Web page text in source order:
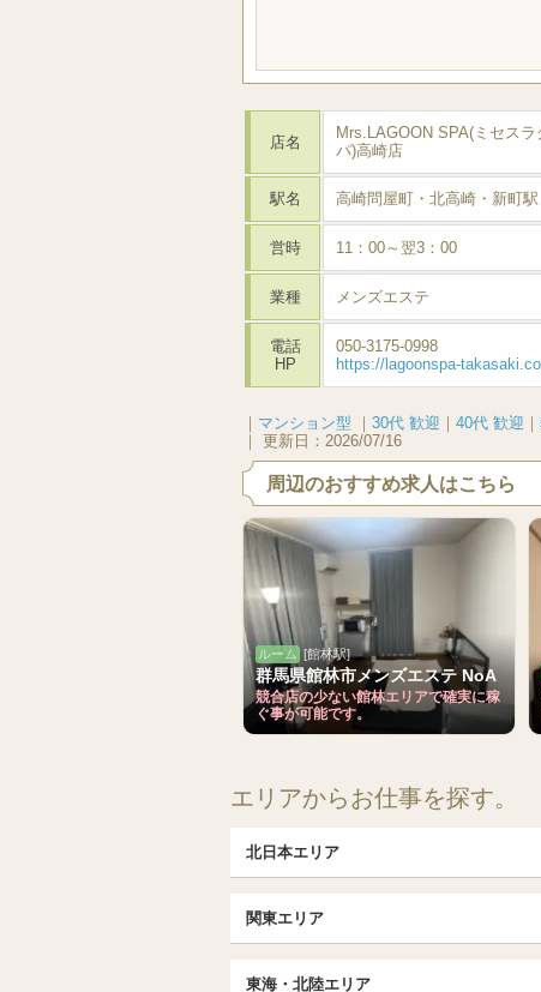
店名
Mrs.LAGOON SPA(ミセスラ
パ)高崎店
駅名 高崎問屋町・北高崎・新町駅
営時 11：00～翌3：00
業種 メンズエステ
電話
HP
050-3175-0998
https://lagoonspa-
｜ マンション型 ｜ 30代 歓迎 ｜ 40代 歓迎 ｜
｜
更新日： 2026/07/16
周辺のおすすめ求人はこちら
ルーム [館林駅]
群馬県館林市メンズエステ NoA
競合店の少ない館林エリアで確実に稼
ぐ事が可能です。
エリアからお仕事を探す。
北日本エリア
北海道（札幌・旭川・函館）
福島 (いわき・郡山)
関東エリア
東海・北陸エリア